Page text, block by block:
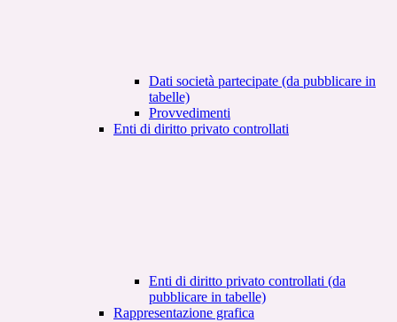
Dati società partecipate (da pubblicare in
tabelle)
Provvedimenti
Enti di diritto privato controllati
Enti di diritto privato controllati (da
pubblicare in tabelle)
Rappresentazione grafica